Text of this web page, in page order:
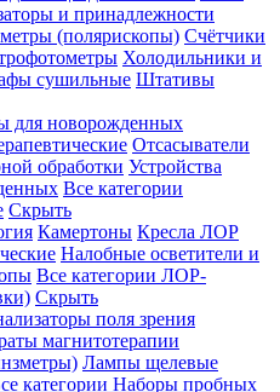
и принадлежности
(полярископы) Счётчики
Холодильники и
сушильные Штативы
для новорожденных
Отсасыватели
обработки Устройства
Все категории
Скрыть
Камертоны Кресла ЛОР
Налобные осветители и
Все категории ЛОР-
Скрыть
поля зрения
магнитотерапии
Лампы щелевые
категории Наборы пробных